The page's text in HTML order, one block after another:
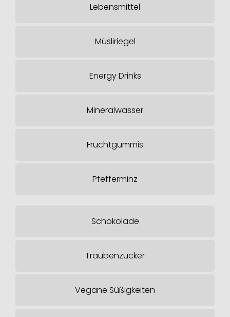
Lebensmittel
Müsliriegel
Energy Drinks
Mineralwasser
Fruchtgummis
Pfefferminz
Schokolade
Traubenzucker
Vegane Süßigkeiten